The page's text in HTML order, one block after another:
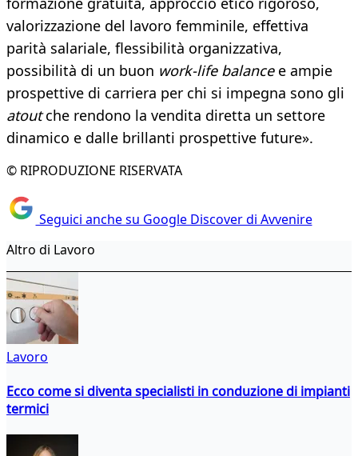
valorizzazione del lavoro femminile, effettiva
parità salariale, flessibilità organizzativa,
possibilità di un buon work-life balancee ampie
prospettive di carriera per chi si impegna sono gli
atoutche rendono la vendita diretta un settore
dinamico e dalle brillanti prospettive future».
© RIPRODUZIONE RISERVATA
Seguici anche su Google Discover di Avvenire
Altro di Lavoro
Lavoro
Ecco come si diventa specialisti in conduzione di impianti
termici